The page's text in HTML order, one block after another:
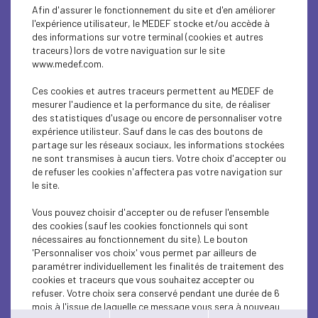
SUSTAINABLE DEVELOPMENT
CONJUNCTURE
EMPLOI
ENTREPRISE ET SOCIÉTÉ
EDUCATION-TRAINING
ECONOMY
SUSTAINABLE DEVELOPMENT
ECONOMY
ENTREPRISE ET SOCIÉTÉ
SOCIAL
ECONOMY
Afin d'assurer le fonctionnement du site et d'en améliorer
l'expérience utilisateur, le MEDEF stocke et/ou accède à
des informations sur votre terminal (cookies et autres
traceurs) lors de votre naviguation sur le site
www.medef.com.
Ces cookies et autres traceurs permettent au MEDEF de
mesurer l'audience et la performance du site, de réaliser
des statistiques d'usage ou encore de personnaliser votre
expérience utilisteur. Sauf dans le cas des boutons de
partage sur les réseaux sociaux, les informations stockées
ne sont transmises à aucun tiers. Votre choix d'accepter ou
de refuser les cookies n'affectera pas votre navigation sur
le site.
Vous pouvez choisir d'accepter ou de refuser l'ensemble
des cookies (sauf les cookies fonctionnels qui sont
nécessaires au fonctionnement du site). Le bouton
'Personnaliser vos choix' vous permet par ailleurs de
paramétrer individuellement les finalités de traitement des
cookies et traceurs que vous souhaitez accepter ou
refuser. Votre choix sera conservé pendant une durée de 6
mois à l'issue de laquelle ce message vous sera à nouveau